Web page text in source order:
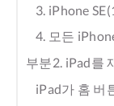
3. iPhone
4. 모든
부분2. iPad를
iPad가 홈 버